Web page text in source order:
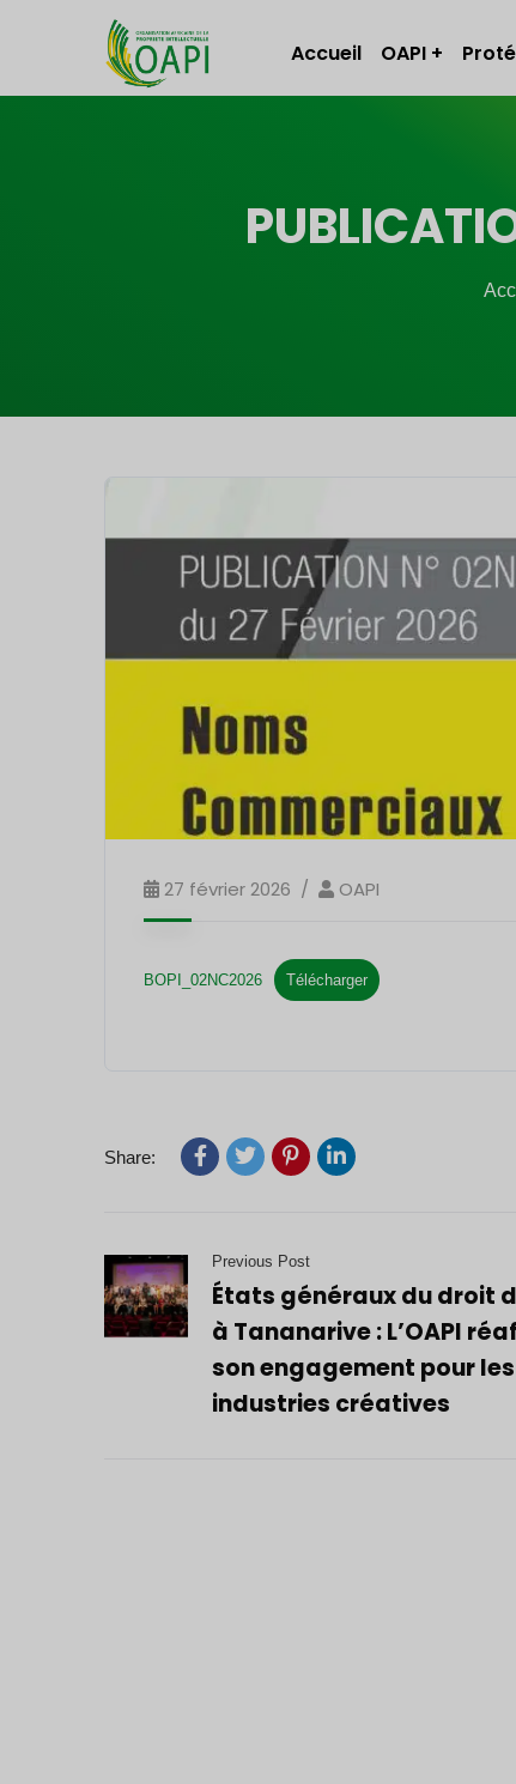
Accueil OAPI
27 février 2026 OAPI
BOPI_02NC2026 Télécharger
Share:
Previous Post
États généraux du droit
à Tananarive : L’OAPI
son engagement pour les
industries créatives